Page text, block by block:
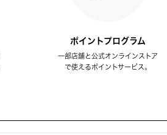
ポイントプログラム
一部店舗と公式オンラインストア
で使えるポイントサービス。